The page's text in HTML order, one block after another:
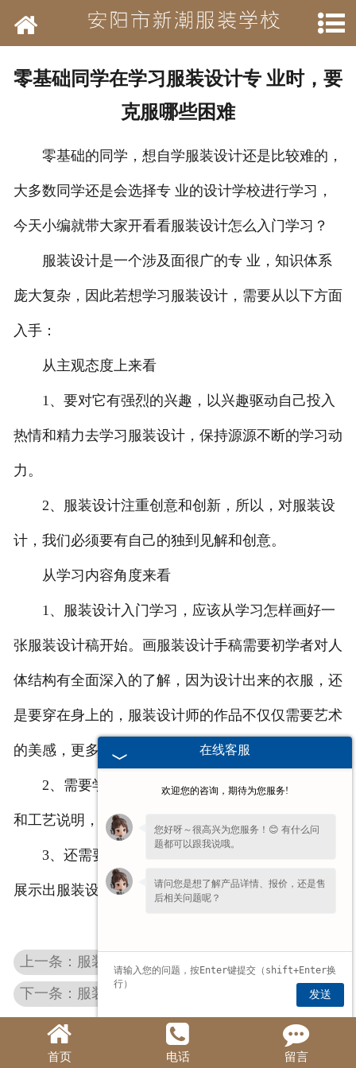
网站首页
新闻动态
作品展示
结业待遇
承接业务
历年荣誉
零基础同学在学习服装设计专 业时，要
克服哪些困难
零基础的同学，想自学服装设计还是比较难的，
大多数同学还是会选择专 业的设计学校进行学习，
今天小编就带大家开看看服装设计怎么入门学习？
服装设计是一个涉及面很广的专 业，知识体系
庞大复杂，因此若想学习服装设计，需要从以下方面
入手：
从主观态度上来看
1、要对它有强烈的兴趣，以兴趣驱动自己投入
热情和精力去学习服装设计，保持源源不断的学习动
力。
2、服装设计注重创意和创新，所以，对服装设
计，我们必须要有自己的独到见解和创意。
从学习内容角度来看
1、服装设计入门学习，应该从学习怎样画好一
张服装设计稿开始。画服装设计手稿需要初学者对人
体结构有全面深入的了解，因为设计出来的衣服，还
是要穿在身上的，服装设计师的作品不仅仅需要艺术
的美感，更多的是一种实用性。
2、需要学习画服装款式图，******的款式表达
和工艺说明，是学习服装打版制作的前提。
3、还需要学习画成衣效果图，便于日后向客户
展示出服装设计的成品效果。
上一条：服装设计专 业不得不看的几部电影
下一条：服装设计是干什么的，要学习哪些事情？
首页 电话 留言
在线客服
欢迎您的咨询，期待为您服务!
您好呀～很高兴为您服务！😊 有什么问
题都可以跟我说哦。
请问您是想了解产品详情、报价，还是售
后相关问题呢？
发送